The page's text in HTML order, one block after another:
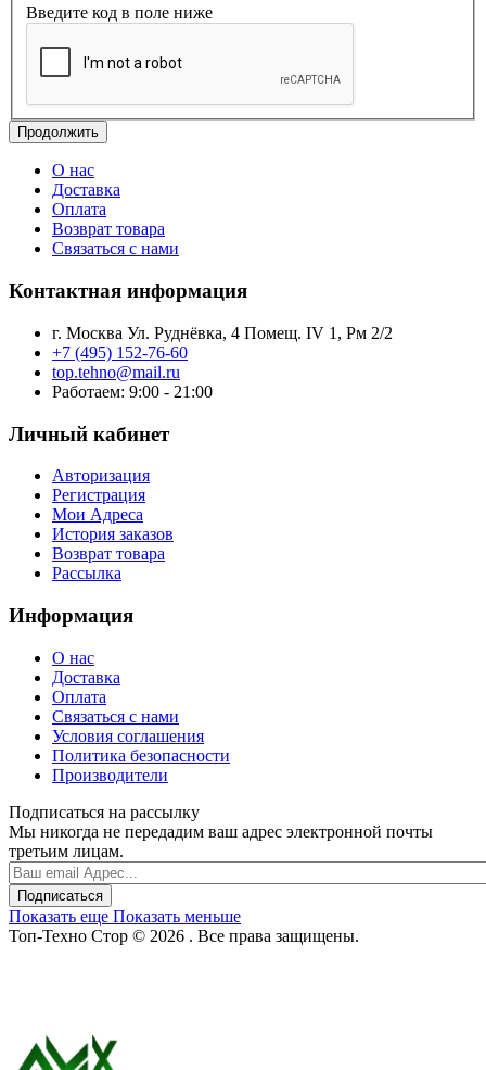
Введите код в поле ниже
Продолжить
О нас
Доставка
Оплата
Возврат товара
Связаться с нами
Контактная информация
г. Москва Ул. Руднёвка, 4 Помещ. IV 1, Рм 2/2
+7 (495) 152-76-60
top.tehno@mail.ru
Работаем: 9:00 - 21:00
Личный кабинет
Авторизация
Регистрация
Мои Адреса
История заказов
Возврат товара
Рассылка
Информация
О нас
Доставка
Оплата
Связаться с нами
Условия соглашения
Политика безопасности
Производители
Подписаться на рассылку
Мы никогда не передадим ваш адрес электронной почты
третьим лицам.
Подписаться
Показать еще Показать меньше
Топ-Техно Стор © 2026 . Все права защищены.